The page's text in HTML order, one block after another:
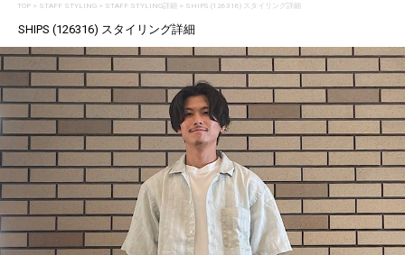
TOP> STAFF STYLING> STAFF STYLING詳細 > SHIPS (126316) スタイリング詳細
SHIPS (126316) スタイリング詳細